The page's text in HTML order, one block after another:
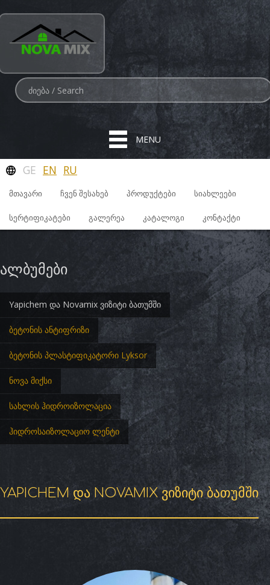
MENU
GE EN RU
ᲛᲗᲐᲕᲐᲠᲘ ᲩᲕᲔᲜ ᲨᲔᲡᲐᲮᲔᲑ ᲞᲠᲝᲓᲣᲥᲢᲔᲑᲘ ᲡᲘᲐᲮᲚᲔᲔᲑᲘ
ᲡᲔᲠᲢᲘᲤᲘᲙᲐᲢᲔᲑᲘ ᲒᲐᲚᲔᲠᲔᲐ ᲙᲐᲢᲐᲚᲝᲒᲘ ᲙᲝᲜᲢᲐᲥᲢᲘ
ალბუმები
Yapichem და Novamix ვიზიტი ბათუმში
ბეტონის ანტიფრიზი
ბეტონის პლასტიფიკატორი Lyksor
ნოვა მიქსი
სახლის ჰიდროიზოლაცია
ჰიდროსაიზოლაციო ლენტი
YAPICHEM ᲓᲐ NOVAMIX ᲕᲘᲖᲘᲢᲘ ᲑᲐᲗᲣᲛᲨᲘ